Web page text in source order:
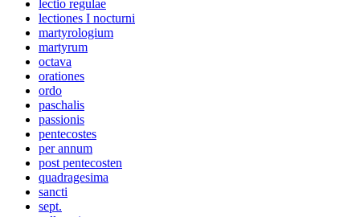
lectio regulae
lectiones I nocturni
martyrologium
martyrum
octava
orationes
ordo
paschalis
passionis
pentecostes
per annum
post pentecosten
quadragesima
sancti
sept.